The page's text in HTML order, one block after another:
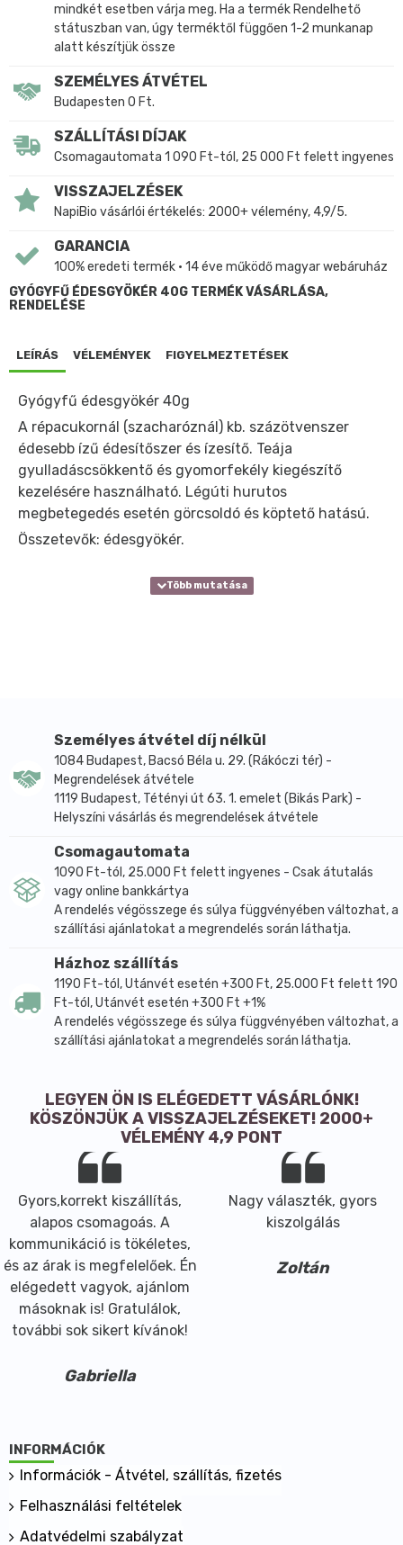
mindkét esetben várja meg. Ha a termék Rendelhető
státuszban van, úgy terméktől függően 1-2 munkanap
alatt készítjük össze
SZEMÉLYES ÁTVÉTEL
Budapesten 0 Ft.
SZÁLLÍTÁSI DÍJAK
Csomagautomata 1 090 Ft-tól, 25 000 Ft felett ingyenes
VISSZAJELZÉSEK
NapiBio vásárlói értékelés: 2000+ vélemény, 4,9/5.
GARANCIA
100% eredeti termék • 14 éve működő magyar webáruház
GYÓGYFŰ ÉDESGYÖKÉR 40G TERMÉK VÁSÁRLÁSA,
RENDELÉSE
LEÍRÁS VÉLEMÉNYEK FIGYELMEZTETÉSEK
Gyógyfű édesgyökér 40g
A répacukornál (szacharóznál) kb. százötvenszer
édesebb ízű édesítőszer és ízesítő. Teája
gyulladáscsökkentő és gyomorfekély kiegészítő
kezelésére használható. Légúti hurutos
megbetegedés esetén görcsoldó és köptető hatású.
Összetevők: édesgyökér.
Személyes átvétel díj nélkül
1084 Budapest, Bacsó Béla u. 29. (Rákóczi tér) -
Megrendelések átvétele
1119 Budapest, Tétényi út 63. 1. emelet (Bikás Park) -
Helyszíni vásárlás és megrendelések átvétele
Csomagautomata
1090 Ft-tól, 25.000 Ft felett ingyenes - Csak átutalás
vagy online bankkártya
A rendelés végösszege és súlya függvényében változhat, a
szállítási ajánlatokat a megrendelés során láthatja.
Házhoz szállítás
1190 Ft-tól, Utánvét esetén +300 Ft, 25.000 Ft felett 190
Ft-tól, Utánvét esetén +300 Ft +1%
A rendelés végösszege és súlya függvényében változhat, a
szállítási ajánlatokat a megrendelés során láthatja.
LEGYEN ÖN IS ELÉGEDETT VÁSÁRLÓNK!
KÖSZÖNJÜK A VISSZAJELZÉSEKET! 2000+
VÉLEMÉNY 4,9 PONT
Gyors,korrekt kiszállítás,
alapos csomagoás. A
kommunikáció is tökéletes,
és az árak is megfelelőek. Én
elégedett vagyok, ajánlom
másoknak is! Gratulálok,
további sok sikert kívánok!
Gabriella
Nagy választék, gyors
kiszolgálás
Zoltán
INFORMÁCIÓK
Információk - Átvétel, szállítás, fizetés
Felhasználási feltételek
Adatvédelmi szabályzat